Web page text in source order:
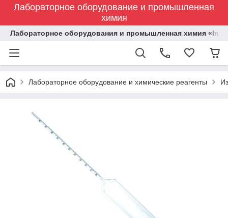
Лабораторное оборудование и промышленная
химия
Лабораторное оборудования и промышленная химия
Лабораторное оборудование и химические реагенты